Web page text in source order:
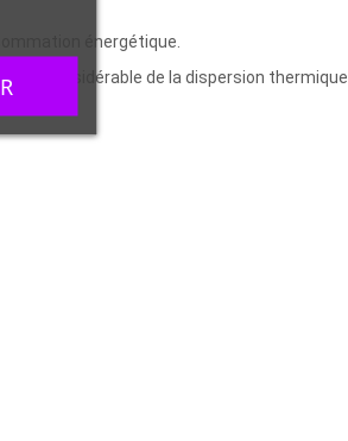
énergétique.
considérable de la dispersion thermique.